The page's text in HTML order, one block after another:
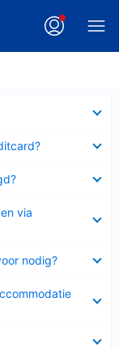
via
nodig?